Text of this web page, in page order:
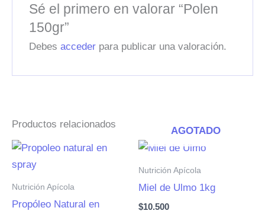
Sé el primero en valorar “Polen
150gr”
Debesacceder para publicar una valoración.
Productos relacionados
Nutrición Apícola
Propóleo Natural en
AGOTADO
Nutrición Apícola
Miel de Ulmo 1kg
$10.500